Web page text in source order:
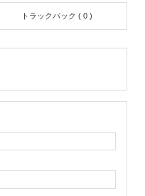
トラックバック ( 0 )